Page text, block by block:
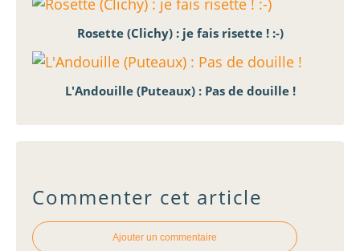
Rosette (Clichy) : je fais risette ! :-)
L'Andouille (Puteaux) : Pas de douille !
Commenter cet article
Ajouter un commentaire